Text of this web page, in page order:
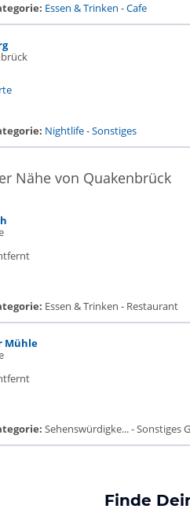
Essen & Trinken -Cafe
Nightlife-Sonstiges
Nähe von Quakenbrück
Essen & Trinken - Restaurant
Mühle
Sehenswürdigke... - Sonstiges
Finde